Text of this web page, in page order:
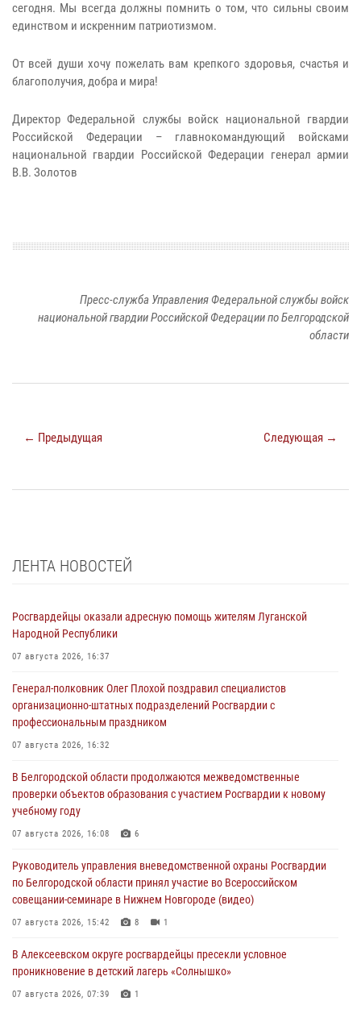
сегодня. Мы всегда должны помнить о том, что сильны своим
единством и искренним патриотизмом.
От всей души хочу пожелать вам крепкого здоровья, счастья и
благополучия, добра и мира!
Директор Федеральной службы войск национальной гвардии
Российской Федерации – главнокомандующий войсками
национальной гвардии Российской Федерации генерал армии
В.В. Золотов
Пресс-служба Управления Федеральной службы войск
национальной гвардии Российской Федерации по Белгородской
области
← Предыдущая Следующая →
ЛЕНТА НОВОСТЕЙ
Росгвардейцы оказали адресную помощь жителям Луганской
Народной Республики
07 августа 2026, 16:37
Генерал-полковник Олег Плохой поздравил специалистов
организационно-штатных подразделений Росгвардии с
профессиональным праздником
07 августа 2026, 16:32
В Белгородской области продолжаются межведомственные
проверки объектов образования с участием Росгвардии к новому
учебному году
07 августа 2026, 16:08 6
Руководитель управления вневедомственной охраны Росгвардии
по Белгородской области принял участие во Всероссийском
совещании-семинаре в Нижнем Новгороде (видео)
07 августа 2026, 15:42 8 1
В Алексеевском округе росгвардейцы пресекли условное
проникновение в детский лагерь «Солнышко»
07 августа 2026, 07:39 1